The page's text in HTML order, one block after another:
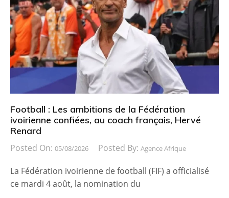
Football : Les ambitions de la Fédération
ivoirienne confiées, au coach français, Hervé
Renard
Posted On: 05/08/2026 Posted By: Agence Afrique
La Fédération ivoirienne de football (FIF) a officialisé
ce mardi 4 août, la nomination du